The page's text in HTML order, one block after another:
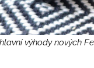
hlavní výhody nových